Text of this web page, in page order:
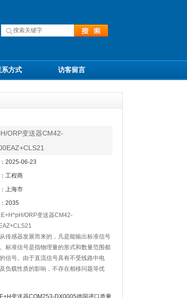
系方式 访客留言
ORP变送器CM42-
2025-06-23
工程商
上海市
2035
ORP变送器CM42-
传感器发展而来的，凡是能输出标准信号
标准信号是指物理量的形式和数量范围都
信号。由于直流信号具有不受线路中电
负载性质的影响，不存在相移问题等优
E+H变送器COM253-DX0005德国进口质量